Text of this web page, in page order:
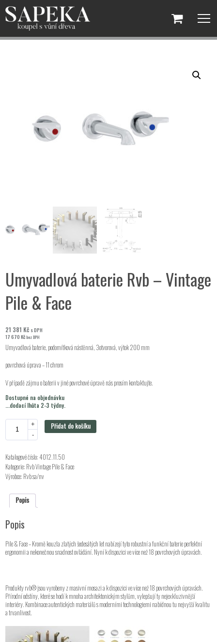
Umyvadlová baterie Rvb – Vintage
Pile & Face
21 381 Kč s DPH
17 670Kč bez DPH
Umyvadlová baterie, podomítková nástěnná, 3otvorová, výtok 200 mm
povrchová úprava – 11 chrom
V případě zájmu o baterii v jiné povrchové úpravě nás prosím kontaktujte.
Dostupné na objednávku
...dodací lhůta 2-3 týdny.
+
-
Přidat do košíku
Katalogové číslo: 4012.11.50
Kategorie: Rvb Vintage Pile & Face
Výrobce: Rvb sa/nv
Popis
Popis
Pile & Face – Kromě kouzla zlatých šedesátých let nabízejí tyto robustní a funkční baterie perfektní
ergonomii a nekonečnou snadnost ovládání. Nyní k dispozici ve více než 18 povrchových úpravách.
Produkty rvb® jsou vyrobeny z masivní mosazi a k dispozici ve více než 18 povrchových úpravách.
Přírodní odstíny, které se hodí k mnoha architektonickým stylům, vylepšují ty nejexkluzivnější
interiéry. Kombinace autentických materiálů s moderními technologiemi nabídnou tu nejvyšší kvalitu
a trvanlivost.